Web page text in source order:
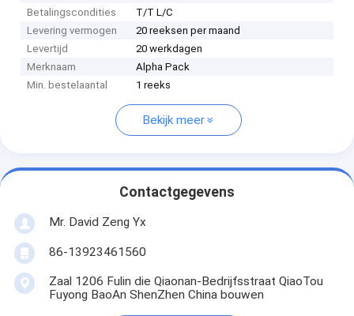
Betalingscondities
T/T L/C
Levering vermogen
20 reeksen per maand
Levertijd
20 werkdagen
Merknaam
Alpha Pack
Min. bestelaantal
1 reeks
Bekijk meer
Contactgegevens
Mr. David Zeng Yx
86-13923461560
Zaal 1206 Fulin die Qiaonan-Bedrijfsstraat QiaoTou
Fuyong BaoAn ShenZhen China bouwen